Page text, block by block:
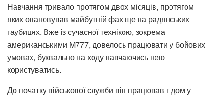
Навчання тривало протягом двох місяців, протягом
яких опановував майбутній фах ще на радянських
гаубицях. Вже із сучасної технікою, зокрема
американськими M777, довелось працювати у бойових
умовах, буквально на ходу навчаючись нею
користуватись.
До початку військової служби він працював гідом у